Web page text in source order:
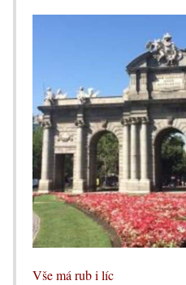
Vše má rub i líc